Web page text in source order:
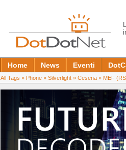
Home News Eventi
All Tags » Phone » Silverlight » Cesena » MEF